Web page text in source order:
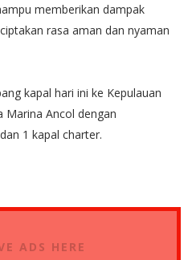
memberikan dampak
rasa aman dan nyaman
kapal hari ini ke Kepulauan
Marina Ancol dengan
1 kapal charter.
ADS HERE